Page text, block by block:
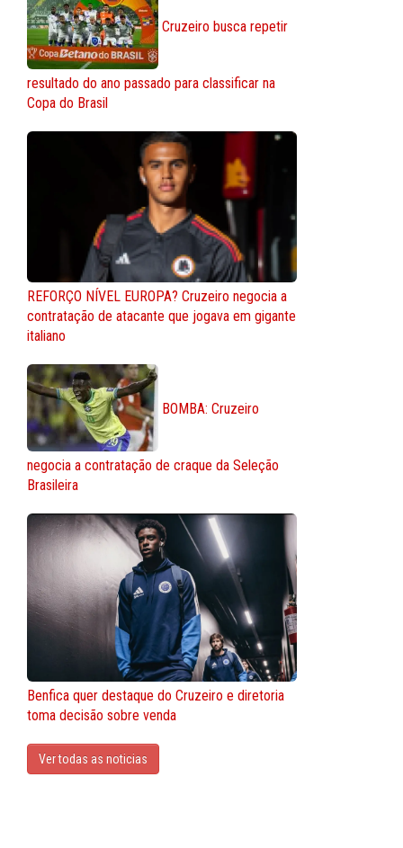
Cruzeiro busca repetir
resultado do ano passado para classificar na
Copa do Brasil
REFORÇO NÍVEL EUROPA? Cruzeiro negocia a
contratação de atacante que jogava em gigante
italiano
BOMBA: Cruzeiro
negocia a contratação de craque da Seleção
Brasileira
Benfica quer destaque do Cruzeiro e diretoria
toma decisão sobre venda
Ver todas as noticias